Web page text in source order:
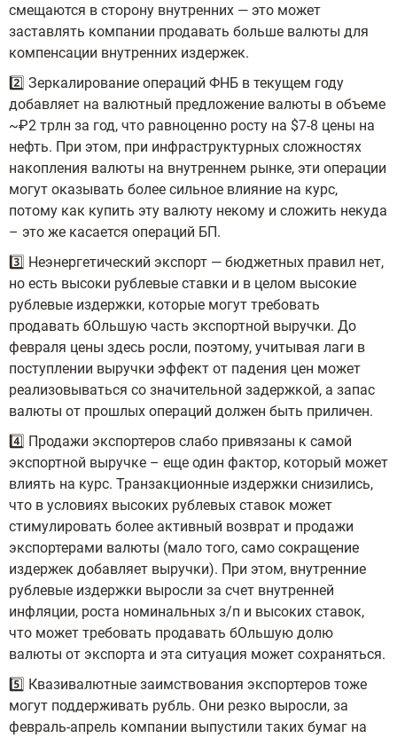
смещаются в сторону внутренних — это может
заставлять компании продавать больше валюты для
компенсации внутренних издержек.
2️⃣ Зеркалирование операций ФНБ в текущем году
добавляет на валютный предложение валюты в объеме
~₽2 трлн за год, что равноценно росту на $7-8 цены на
нефть. При этом, при инфраструктурных сложностях
накопления валюты на внутреннем рынке, эти операции
могут оказывать более сильное влияние на курс,
потому как купить эту валюту некому и сложить некуда
– это же касается операций БП.
3️⃣ Неэнергетический экспорт — бюджетных правил нет,
но есть высоки рублевые ставки и в целом высокие
рублевые издержки, которые могут требовать
продавать бОльшую часть экспортной выручки. До
февраля цены здесь росли, поэтому, учитывая лаги в
поступлении выручки эффект от падения цен может
реализовываться со значительной задержкой, а запас
валюты от прошлых операций должен быть приличен.
4️⃣ Продажи экспортеров слабо привязаны к самой
экспортной выручке – еще один фактор, который может
влиять на курс. Транзакционные издержки снизились,
что в условиях высоких рублевых ставок может
стимулировать более активный возврат и продажи
экспортерами валюты (мало того, само сокращение
издержек добавляет выручки). При этом, внутренние
рублевые издержки выросли за счет внутренней
инфляции, роста номинальных з/п и высоких ставок,
что может требовать продавать бОльшую долю
валюты от экспорта и эта ситуация может сохраняться.
5️⃣ Квазивалютные заимствования экспортеров тоже
могут поддерживать рубль. Они резко выросли, за
февраль-апрель компании выпустили таких бумаг на